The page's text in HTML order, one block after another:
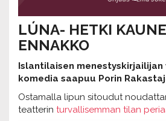
LÚNA- HETKI
ENNAKKO
Islantilaisen
komedia saapuu Porin
Ostamalla lipun sitoudut
teatterin turvallisemman tilan